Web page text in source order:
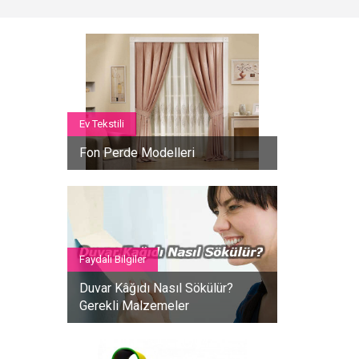
Ev Tekstili
Fon Perde Modelleri
Faydalı Bilgiler
Duvar Kâğıdı Nasıl Sökülür?
Gerekli Malzemeler